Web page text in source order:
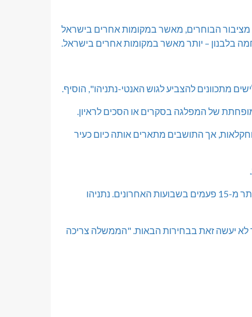
מציבור הבוחרים, מאשר במקומות אחרים בישראל
מתכוונים להצביע לגוש האנטי-נתניהו", הוסיף.
של המפלגה בסקרים או הסכים לראיון.
אך התושבים מתארים אותה כיום כעיר
יריביו העיקריים של נתניהו מנסים מסר נצי בצפון, כאשר איזנקוט ביקר יותר מ-15 פעמים בשבועות האחרונים. נתניהו
בן 40, שתמך בעבר בליכוד אך לא יעשה זאת בבחירות הבאות. "הממשלה צריכה